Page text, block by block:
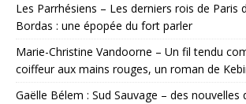
Les Parrhésiens – Les derniers rois de Paris
Bordas : une épopée du fort parler
Marie-Christine Vandoorne – Un fil tendu
coiffeur aux mains rouges, un roman de
Gaëlle Bélem : Sud Sauvage – des nouvelles